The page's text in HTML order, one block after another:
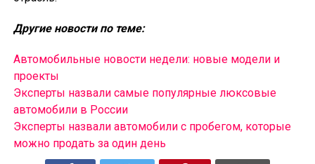
Другие новости по теме:
Автомобильные новости недели: новые модели и
проекты
Эксперты назвали самые популярные люксовые
автомобили в России
Эксперты назвали автомобили с пробегом, которые
можно продать за один день